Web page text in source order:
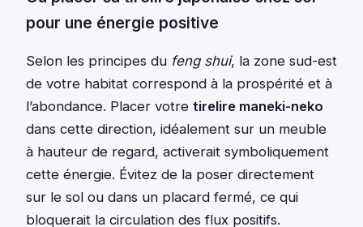
pour une énergie positive
Selon les principes du feng shui, la zone sud-est
de votre habitat correspond à la prospérité et à
l’abondance. Placer votre tirelire maneki-neko
dans cette direction, idéalement sur un meuble
à hauteur de regard, activerait symboliquement
cette énergie. Évitez de la poser directement
sur le sol ou dans un placard fermé, ce qui
bloquerait la circulation des flux positifs.